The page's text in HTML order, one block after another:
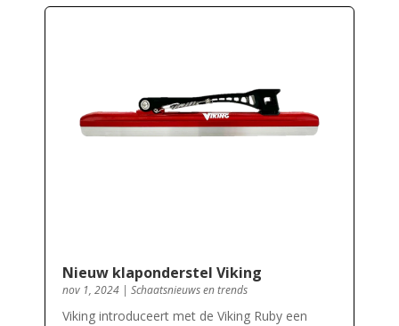
Nieuw klaponderstel Viking
nov 1, 2024| Schaatsnieuws en trends
Viking introduceert met de Viking Ruby een